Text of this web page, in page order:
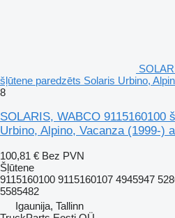
šļūtene paredzēts Solaris Urbino,
8
SOLARIS, WABCO 9115160100
Urbino, Alpino, Vacanza (1999-)
100,81 € Bez PVN
Šļūtene
9115160100 9115160107 4945947
5585482
Igaunija, Tallinn